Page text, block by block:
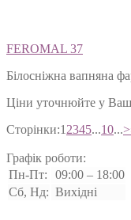
FEROMAL 37
Білосніжна вапняна
Ціни уточнюйте у
Сторінки:1 2345...10...>
Графік роботи:
Пн-Пт:
09:00 – 18:00
Сб, Нд: Вихідні